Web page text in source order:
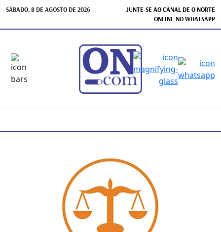
SÁBADO, 8 DE AGOSTO DE 2026
JUNTE-SE AO CANAL DE O NORTE
ONLINE NO WHATSAPP